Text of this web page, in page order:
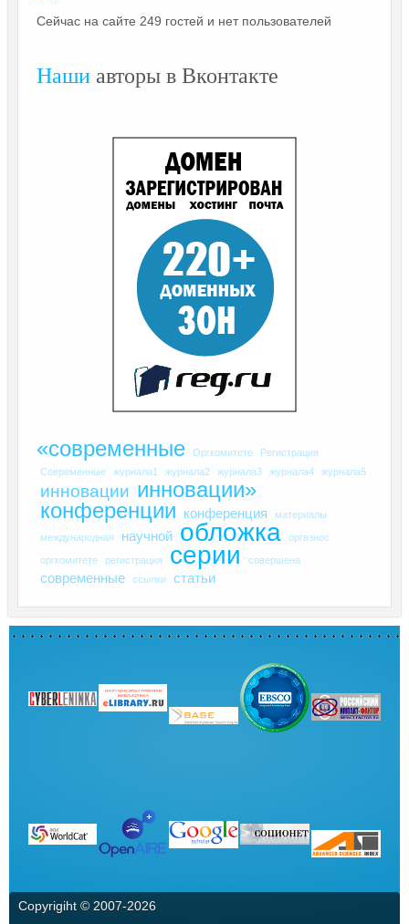
Сейчас на сайте 249 гостей и нет пользователей
Наши авторы в Вконтакте
«современные Оргкомитете
Регистрация
Современные
журнала1 журнала2 журнала3 журнала4 журнала5
инновации инновации»
конференции
конференция материалы
международная научной обложка оргвзнос
оргкомитете регистрация серии совершена
современные ссылки статьи
Copyrigiht © 2007-2026